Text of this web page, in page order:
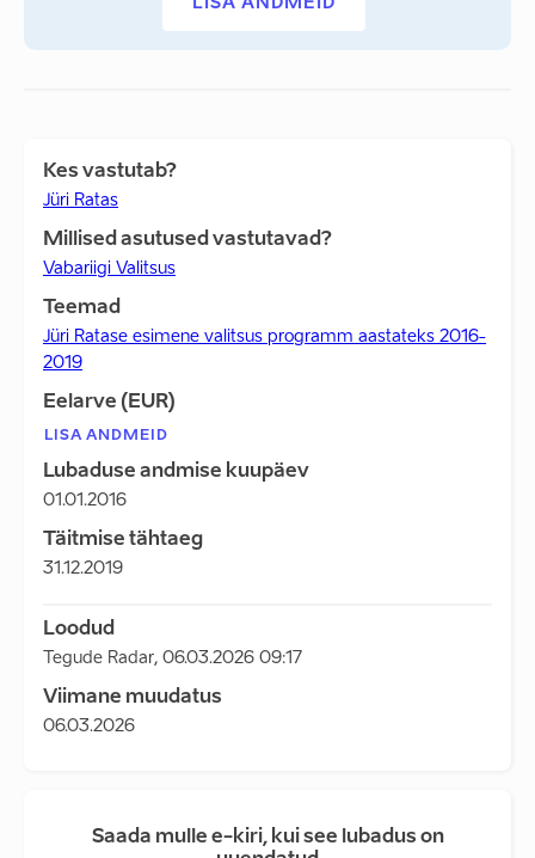
LISA ANDMEID
Kes vastutab?
Jüri Ratas
Millised asutused vastutavad?
Vabariigi Valitsus
Teemad
Jüri Ratase esimene valitsus programm aastateks 2016-
2019
Eelarve (EUR)
LISA ANDMEID
Lubaduse andmise kuupäev
01.01.2016
Täitmise tähtaeg
31.12.2019
Loodud
Tegude Radar, 06.03.2026 09:17
Viimane muudatus
06.03.2026
Saada mulle e-kiri, kui see lubadus on